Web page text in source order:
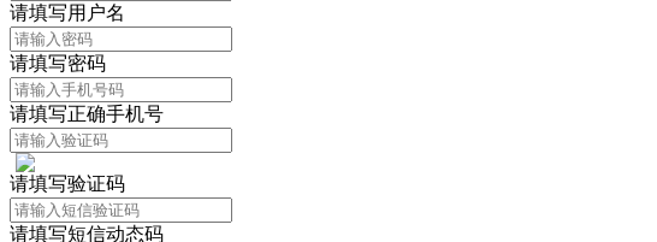
请填写用户名
请填写密码
请填写正确手机号
请填写验证码
请填写短信动态码